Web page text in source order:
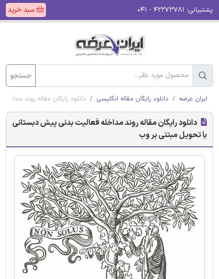
پشتیبانی: سبد خرید
جستجو
ایران عرضه دانلود رایگان مقاله انگلیسی دانلود رایگان مقاله روند
دانلود رایگان مقاله روند مداخله فعالیت بدنی پیش دبستانی
با تحویل مبتنی بر وب